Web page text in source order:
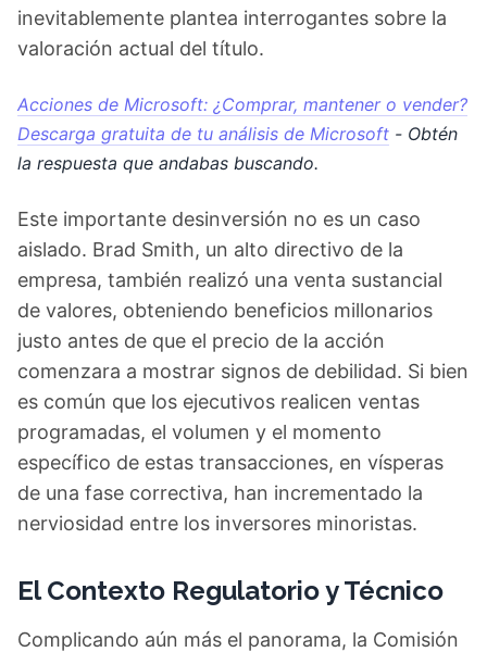
inevitablemente plantea interrogantes sobre la
valoración actual del título.
Acciones de Microsoft: ¿Comprar, mantener o vender?
Descarga gratuita de tu análisis de Microsoft - Obtén
la respuesta que andabas buscando.
Este importante desinversión no es un caso
aislado. Brad Smith, un alto directivo de la
empresa, también realizó una venta sustancial
de valores, obteniendo beneficios millonarios
justo antes de que el precio de la acción
comenzara a mostrar signos de debilidad. Si bien
es común que los ejecutivos realicen ventas
programadas, el volumen y el momento
específico de estas transacciones, en vísperas
de una fase correctiva, han incrementado la
nerviosidad entre los inversores minoristas.
El Contexto Regulatorio y Técnico
Complicando aún más el panorama, la Comisión